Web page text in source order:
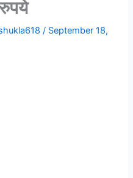
/ September 18,